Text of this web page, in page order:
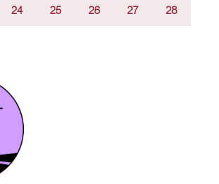
24 25 26 27 28